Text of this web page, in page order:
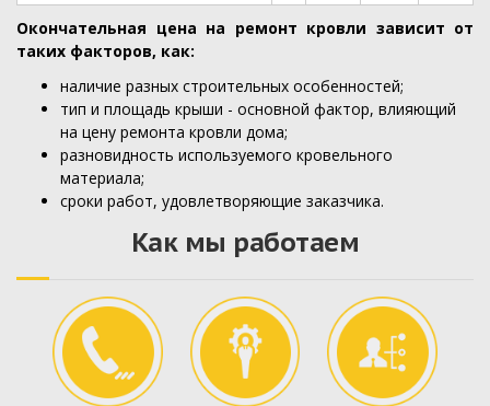
Окончательная цена на ремонт кровли зависит от
таких факторов, как:
наличие разных строительных особенностей;
тип и площадь крыши - основной фактор, влияющий
на цену ремонта кровли дома;
разновидность используемого кровельного
материала;
сроки работ, удовлетворяющие заказчика.
Как мы работаем